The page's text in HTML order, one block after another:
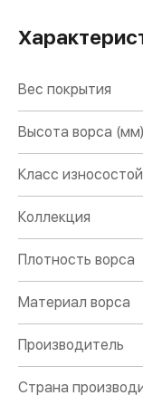
Вес покрытия
Высота ворса (мм)
Класс
Коллекция
Плотность ворса
Материал ворса
Производитель
Страна